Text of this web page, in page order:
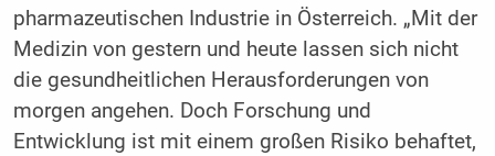
pharmazeutischen Industrie in Österreich. „Mit der
Medizin von gestern und heute lassen sich nicht
die gesundheitlichen Herausforderungen von
morgen angehen. Doch Forschung und
Entwicklung ist mit einem großen Risiko behaftet,